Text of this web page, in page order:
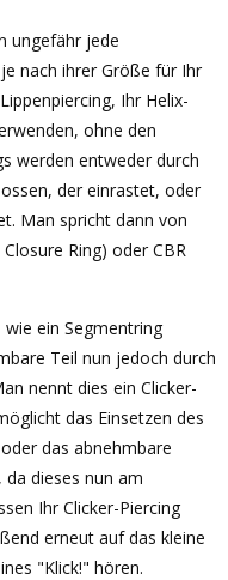
ungefähr jede
nach ihrer Größe für Ihr
Ihr Helix-
ohne den
werden entweder durch
der einrastet, oder
Man spricht dann von
Ring) oder CBR
wie ein Segmentring
Teil nun jedoch durch
nennt dies ein Clicker-
das Einsetzen des
das abnehmbare
dieses nun am
Ihr Clicker-Piercing
erneut auf das kleine
"Klick!" hören.